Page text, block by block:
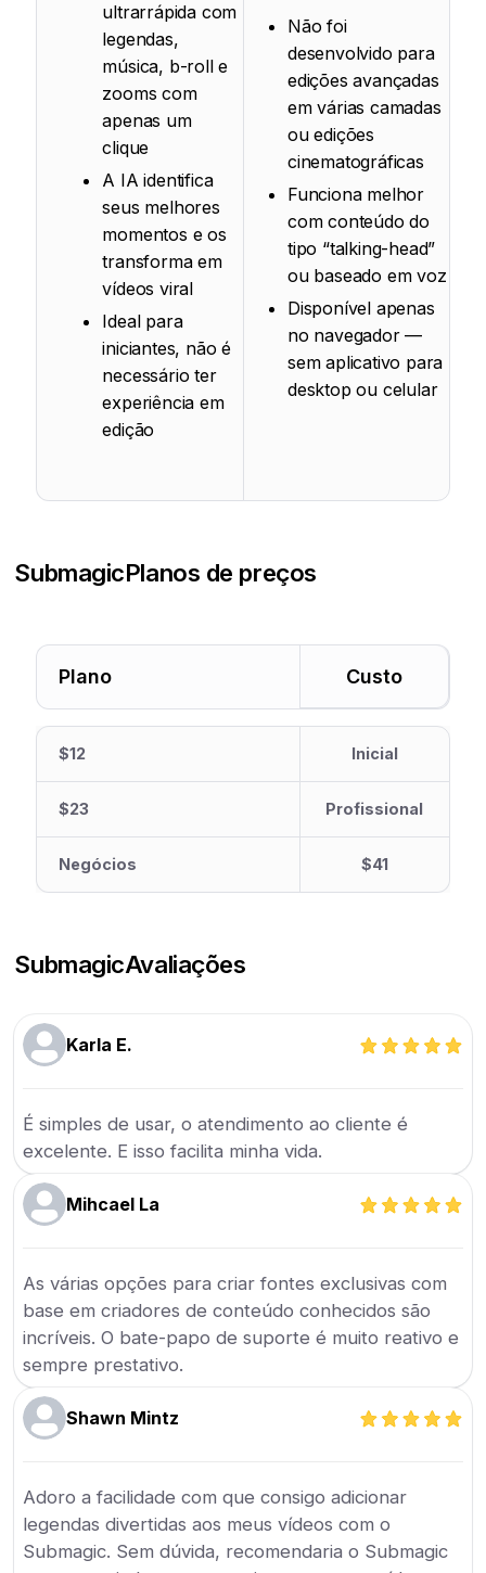
ultrarrápida com
legendas,
música, b-roll e
zooms com
apenas um
clique
A IA identifica
seus melhores
momentos e os
transforma em
vídeos viral
Ideal para
iniciantes, não é
necessário ter
experiência em
edição
Não foi
desenvolvido para
edições avançadas
em várias camadas
ou edições
cinematográficas
Funciona melhor
com conteúdo do
tipo “talking-head”
ou baseado em voz
Disponível apenas
no navegador —
sem aplicativo para
desktop ou celular
SubmagicPlanos de preços
Plano Custo
$12 Inicial
$23 Profissional
Negócios $41
SubmagicAvaliações
Karla E.
É simples de usar, o atendimento ao cliente é
excelente. E isso facilita minha vida.
Mihcael La
As várias opções para criar fontes exclusivas com
base em criadores de conteúdo conhecidos são
incríveis. O bate-papo de suporte é muito reativo e
sempre prestativo.
Shawn Mintz
Adoro a facilidade com que consigo adicionar
legendas divertidas aos meus vídeos com o
Submagic. Sem dúvida, recomendaria o Submagic